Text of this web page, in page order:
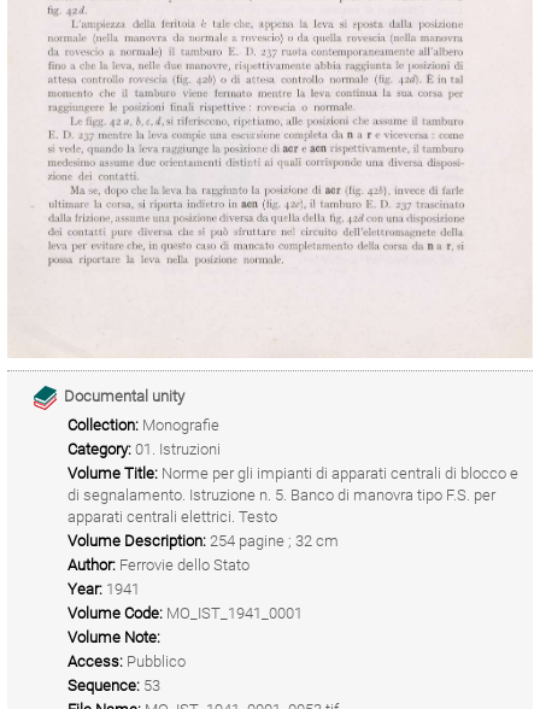
Documental unity
Collection: Monografie
Category: 01. Istruzioni
Volume Title: Norme per gli impianti di apparati centrali di blocco e
di segnalamento. Istruzione n. 5. Banco di manovra tipo F.S. per
apparati centrali elettrici. Testo
Volume Description: 254 pagine ; 32 cm
Author: Ferrovie dello Stato
Year: 1941
Volume Code: MO_IST_1941_0001
Volume Note:
Access: Pubblico
Sequence: 53